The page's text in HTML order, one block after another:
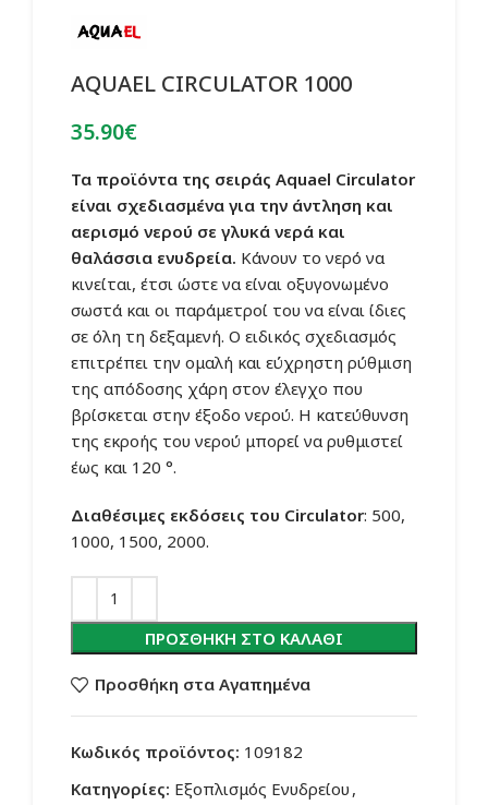
AQUAEL CIRCULATOR 1000
35.90€
Τα προϊόντα της σειράς Aquael Circulator
είναι σχεδιασμένα για την άντληση και
αερισμό νερού σε γλυκά νερά και
θαλάσσια ενυδρεία. Κάνουν το νερό να
κινείται, έτσι ώστε να είναι οξυγονωμένο
σωστά και οι παράμετροί του να είναι ίδιες
σε όλη τη δεξαμενή. Ο ειδικός σχεδιασμός
επιτρέπει την ομαλή και εύχρηστη ρύθμιση
της απόδοσης χάρη στον έλεγχο που
βρίσκεται στην έξοδο νερού. Η κατεύθυνση
της εκροής του νερού μπορεί να ρυθμιστεί
έως και 120 °.
Διαθέσιμες εκδόσεις του Circulator: 500,
1000, 1500, 2000.
ΠΡΟΣΘΉΚΗ ΣΤΟ ΚΑΛΆΘΙ
Προσθήκη στα Αγαπημένα
Κωδικός προϊόντος: 109182
Κατηγορίες: Εξοπλισμός Ενυδρείου ,